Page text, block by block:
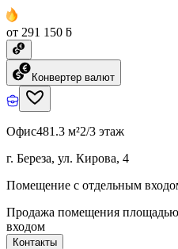
от 291 150 ƃ
Конвертер валют
Офис481.3 м²2/3 этаж
г. Береза, ул. Кирова, 4
Помещение с отдельным
Продажа помещения
входом
Контакты